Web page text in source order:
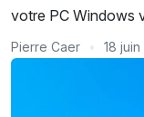
votre PC Windows
Pierre Caer 18